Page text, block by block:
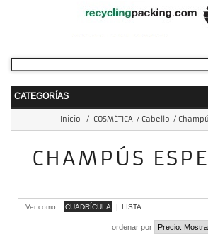
CATEGORÍAS
Inicio / COSMÉTICA / Cabello /
CHAMPÚS
Ver como: CUADRÍCULA | LISTA
ordenar por